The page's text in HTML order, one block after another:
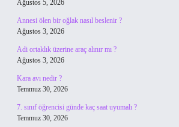
Ağustos 5, 2026
Annesi ölen bir oğlak nasıl beslenir ?
Ağustos 3, 2026
Adi ortaklık üzerine araç alınır mı ?
Ağustos 3, 2026
Kara avı nedir ?
Temmuz 30, 2026
7. sınıf öğrencisi günde kaç saat uyumalı ?
Temmuz 30, 2026